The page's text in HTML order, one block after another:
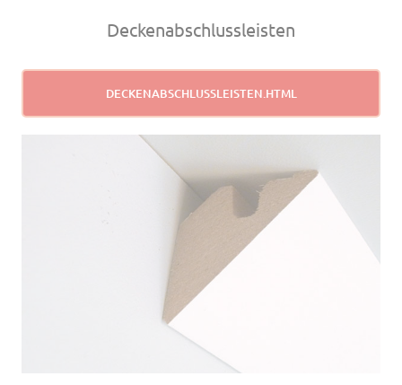
Deckenabschlussleisten
DECKENABSCHLUSSLEISTEN.HTML